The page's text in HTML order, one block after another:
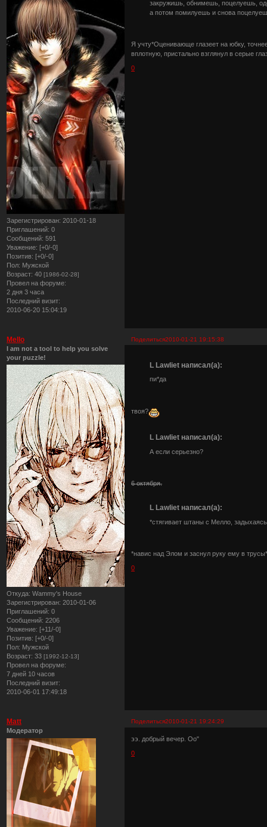
Зарегистрирован: 2010-01-18
Приглашений: 0
Сообщений: 591
Уважение: [+0/-0]
Позитив: [+0/-0]
Пол: Мужской
Возраст: 40 [1986-02-28]
Провел на форуме:
2 дня 3 часа
Последний визит:
2010-06-20 15:04:19
закружишь, обнимешь, поцелуешь,
а потом помилуешь и снова
Я учту*Оценивающе глазеет на юбку,
вплотную, пристально взглянул в серые
0
Поделиться2010-01-21 19:15:38
Mello
I am not a tool to help you solve
your puzzle!
Откуда: Wammy's House
Зарегистрирован: 2010-01-06
Приглашений: 0
Сообщений: 2206
Уважение: [+11/-0]
Позитив: [+0/-0]
Пол: Мужской
Возраст: 33 [1992-12-13]
Провел на форуме:
7 дней 10 часов
Последний визит:
2010-06-01 17:49:18
L Lawliet написал(а):
пи*да
твоя?
L Lawliet написал(а):
А если серьезно?
6 октября.
L Lawliet написал(а):
*стягивает штаны с Мелло,
*навис над Элом и заснул руку ему в
0
Поделиться2010-01-21 19:24:29
Matt
Модератор
ээ. добрый вечер. Оо"
0